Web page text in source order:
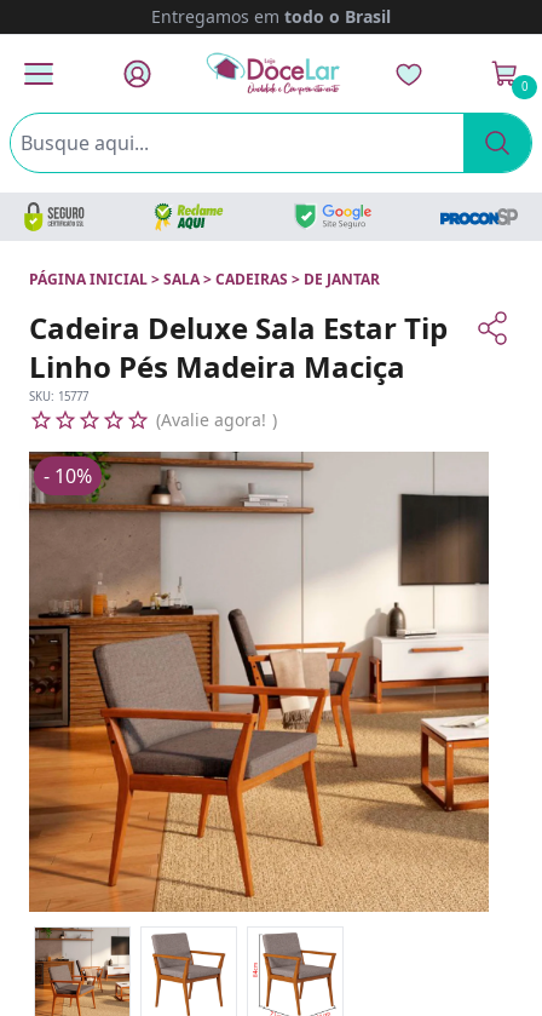
Entregamos em todo o Brasil
0
PÁGINA INICIAL>SALA>CADEIRAS > DE JANTAR
Cadeira Deluxe Sala Estar Tip
Linho Pés Madeira Maciça
SKU: 15777
Avalie agora!
- 10%